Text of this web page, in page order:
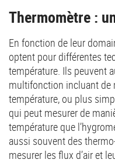
Thermomètre :
En fonction de leur
optent pour différentes
température. Ils peuvent
multifonction incluant de
température, ou plus
qui peut mesurer de
température que
aussi souvent des
mesurer les flux d’air et